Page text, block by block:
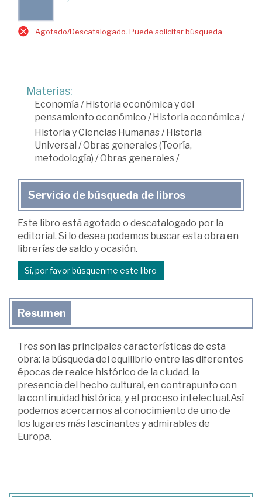
Agotado/Descatalogado. Puede solicitar búsqueda.
Materias:
Economía /Historia económica y del
pensamiento económico /Historia económica /
Historia y Ciencias Humanas /Historia
Universal /Obras generales (Teoría,
metodología) /Obras generales /
Servicio de búsqueda de libros
Este libro está agotado o descatalogado por la
editorial. Si lo desea podemos buscar esta obra en
librerías de saldo y ocasión.
Sí, por favor búsquenme este libro
Resumen
Tres son las principales características de esta
obra: la búsqueda del equilibrio entre las diferentes
épocas de realce histórico de la ciudad, la
presencia del hecho cultural, en contrapunto con
la continuidad histórica, y el proceso intelectual.Así
podemos acercarnos al conocimiento de uno de
los lugares más fascinantes y admirables de
Europa.